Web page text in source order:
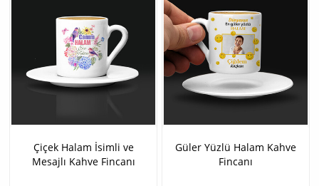
Çiçek Halam İsimli ve
Mesajlı Kahve Fincanı
Güler Yüzlü Halam Kahve
Fincanı